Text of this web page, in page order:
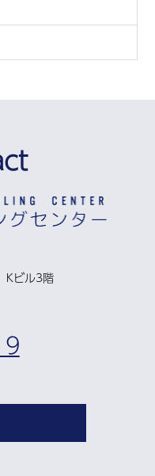
Kビル3階